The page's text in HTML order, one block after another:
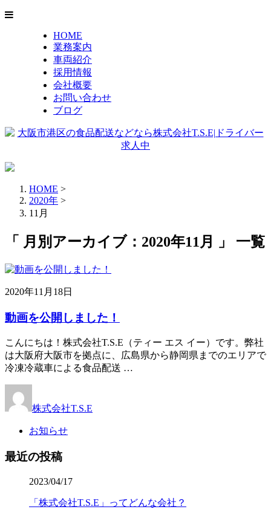
HOME
業務案内
車両紹介
採用情報
会社概要
お問い合わせ
ブログ
HOME >
2020年 >
11月
「 月別アーカイブ：2020年11月 」 一覧
2020年11月18日
動画を公開しました！
こんにちは！株式会社T.S.E（ティー エス イー）です。弊社
は大阪府大阪市を拠点に、広島県から静岡県までのエリアで
冷凍冷蔵車による食品配送 …
株式会社T.S.E
お知らせ
最近の投稿
2023/04/17
「株式会社T.S.E」ってどんな会社？